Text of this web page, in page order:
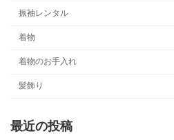
振袖レンタル
着物
着物のお手入れ
髪飾り
最近の投稿